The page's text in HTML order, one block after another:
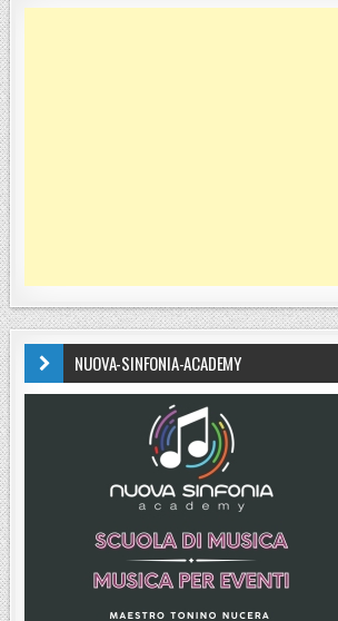
NUOVA-SINFONIA-ACADEMY